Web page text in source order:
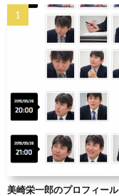
美崎栄一郎のプロフィール